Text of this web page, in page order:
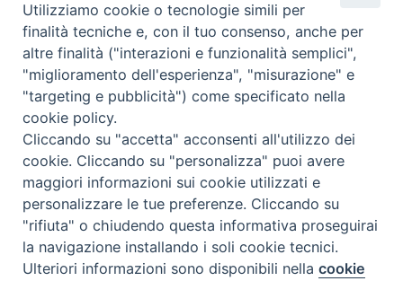
Pubblicati i sussidi di
Quaresima e Pasqua
dell’Ufficio liturgico
nazionale
Un sussidio per la
processione nella solennità
del SS. Corpo e Sangue di
Cristo (Corpus Domini)
Copyright © Arcidiocesi di Udine
2017
Piazza Patriarcato, 1 - 33100 Udine
(UD) Tel. 0432.414.511 - Fax 0432.511.838 C.F. 80013900305
Preferenze Cookie
Utilizziamo cookie o tecnologie simili per
finalità tecniche e, con il tuo consenso, anche per
altre finalità ("interazioni e funzionalità semplici",
"miglioramento dell'esperienza", "misurazione" e
"targeting e pubblicità") come specificato nella
cookie policy.
Cliccando su "accetta" acconsenti all'utilizzo dei
cookie. Cliccando su "personalizza" puoi avere
maggiori informazioni sui cookie utilizzati e
personalizzare le tue preferenze. Cliccando su
"rifiuta" o chiudendo questa informativa proseguirai
la navigazione installando i soli cookie tecnici.
Ulteriori informazioni sono disponibili nellacookie